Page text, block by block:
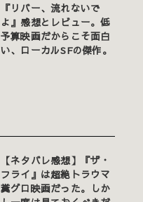
『リバー、流れないで
よ』感想とレビュー。低
予算映画だからこそ面白
い、ローカルSFの傑作。
【ネタバレ感想】『ザ・
フライ』は超絶トラウマ
糞グロ映画だった。しか